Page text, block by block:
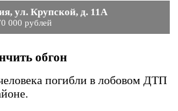
ул. Крупской, д. 11А
000 рублей
обгон
погибли в лобовом ДТП